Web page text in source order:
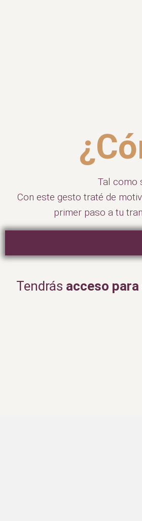
Tal como
Con este gesto traté de
primer paso a tu
Tendrás acceso